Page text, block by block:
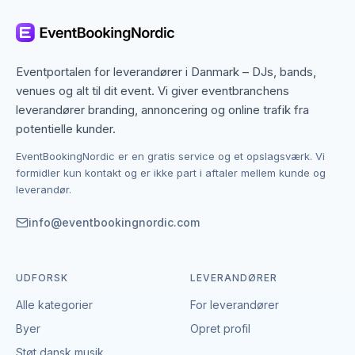
Kolding, men også specialister fra nabobyer, der
hvis du har en bestemt stil, et bestemt budget eller en
speciel ramme i tankerne.
Kontakten foregår altid direkte mellem dig og den
en åben portal – vi tager hverken gebyr eller
provision, og du laver aftalen på egne vilkår. Det
leverancen og indgå en aftale, der passer til både
Eventportalen for leverandører i Danmark – DJs, bands,
venues og alt til dit event. Vi giver eventbranchens
leverandører branding, annoncering og online trafik fra
potentielle kunder.
EventBookingNordic er en gratis service og et opslagsværk. Vi
formidler kun kontakt og er ikke part i aftaler mellem kunde og
leverandør.
info@eventbookingnordic.com
UDFORSK
Alle kategorier
Byer
Støt dansk musik
LEVERANDØRER
For leverandører
Opret profil